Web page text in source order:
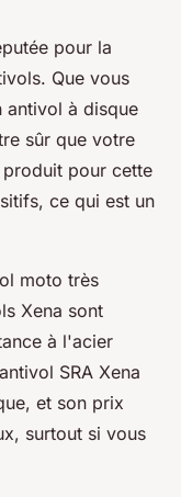
pour la
Que vous
antivol à disque
sûr que votre
pour cette
ce qui est un
moto très
Xena sont
à l'acier
SRA Xena
et son prix
surtout si vous